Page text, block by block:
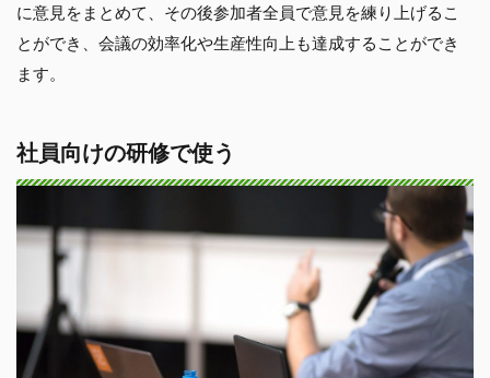
に意見をまとめて、その後参加者全員で意見を練り上げるこ
とができ、会議の効率化や生産性向上も達成することができ
ます。
社員向けの研修で使う